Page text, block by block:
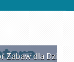
Zabaw dla Dzieci